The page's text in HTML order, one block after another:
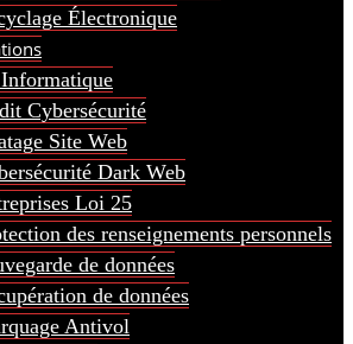
Électronique
Cybersécurité
Site Web
Dark Web
Loi 25
des renseignements personnels
de données
de données
Antivol